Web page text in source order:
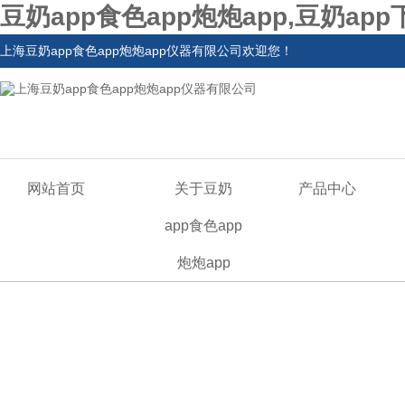
豆奶app食色app炮炮app,豆奶app
上海豆奶app食色app炮炮app仪器有限公司欢迎您！
网站首页 关于豆奶
app食色app
炮炮app
产品中心